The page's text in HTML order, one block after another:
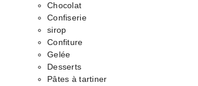
Chocolat
Confiserie
sirop
Confiture
Gelée
Desserts
Pâtes à tartiner